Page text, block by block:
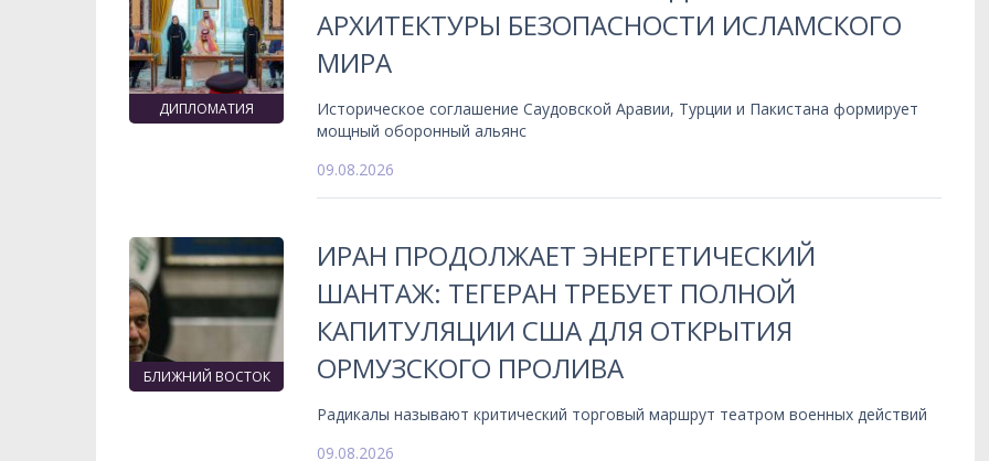
ДИПЛОМАТИЯ
АРХИТЕКТУРЫ БЕЗОПАСНОСТИ ИСЛАМСКОГО
МИРА
Историческое соглашение Саудовской Аравии, Турции и Пакистана формирует
мощный оборонный альянс
09.08.2026
БЛИЖНИЙ ВОСТОК
ИРАН ПРОДОЛЖАЕТ ЭНЕРГЕТИЧЕСКИЙ
ШАНТАЖ: ТЕГЕРАН ТРЕБУЕТ ПОЛНОЙ
КАПИТУЛЯЦИИ США ДЛЯ ОТКРЫТИЯ
ОРМУЗСКОГО ПРОЛИВА
Радикалы называют критический торговый маршрут театром военных действий
09.08.2026